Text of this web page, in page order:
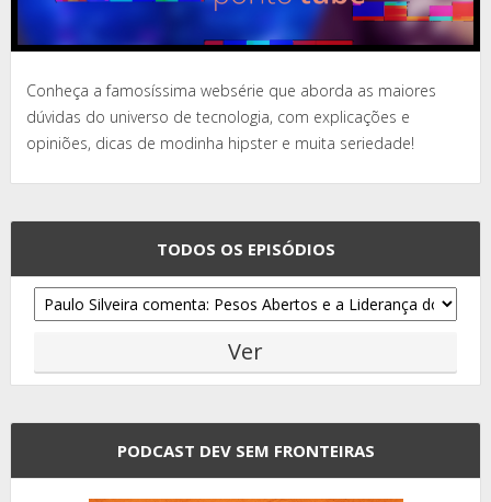
Conheça a famosíssima websérie que aborda as maiores
dúvidas do universo de tecnologia, com explicações e
opiniões, dicas de modinha hipster e muita seriedade!
TODOS OS EPISÓDIOS
PODCAST DEV SEM FRONTEIRAS